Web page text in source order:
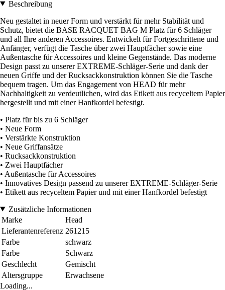
Beschreibung
Neu gestaltet in neuer Form und verstärkt für mehr Stabilität und
Schutz, bietet die BASE RACQUET BAG M Platz für 6 Schläger
und all Ihre anderen Accessoires. Entwickelt für Fortgeschrittene und
Anfänger, verfügt die Tasche über zwei Hauptfächer sowie eine
Außentasche für Accessoires und kleine Gegenstände. Das moderne
Design passt zu unserer EXTREME-Schläger-Serie und dank der
neuen Griffe und der Rucksackkonstruktion können Sie die Tasche
bequem tragen. Um das Engagement von HEAD für mehr
Nachhaltigkeit zu verdeutlichen, wird das Etikett aus recyceltem Papier
hergestellt und mit einer Hanfkordel befestigt.
• Platz für bis zu 6 Schläger
• Neue Form
• Verstärkte Konstruktion
• Neue Griffansätze
• Rucksackkonstruktion
• Zwei Hauptfächer
• Außentasche für Accessoires
• Innovatives Design passend zu unserer EXTREME-Schläger-Serie
• Etikett aus recyceltem Papier und mit einer Hanfkordel befestigt
Zusätzliche Informationen
Marke
Head
Lieferantenreferenz 261215
Farbe
schwarz
Farbe
Schwarz
Geschlecht
Gemischt
Altersgruppe
Erwachsene
Loading...